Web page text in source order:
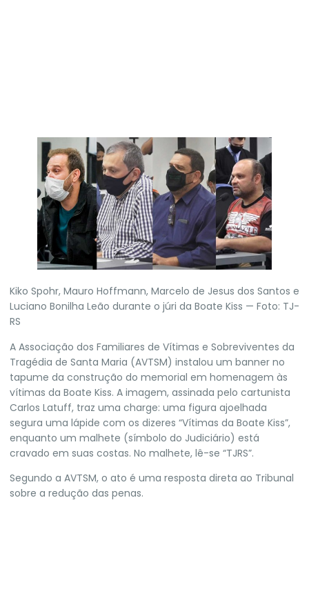
Kiko Spohr, Mauro Hoffmann, Marcelo de Jesus dos Santos e
Luciano Bonilha Leão durante o júri da Boate Kiss — Foto: TJ-
RS
A Associação dos Familiares de Vítimas e Sobreviventes da
Tragédia de Santa Maria (AVTSM) instalou um banner no
tapume da construção do memorial em homenagem às
vítimas da Boate Kiss. A imagem, assinada pelo cartunista
Carlos Latuff, traz uma charge: uma figura ajoelhada
segura uma lápide com os dizeres “Vítimas da Boate Kiss”,
enquanto um malhete (símbolo do Judiciário) está
cravado em suas costas. No malhete, lê-se “TJRS”.
Segundo a AVTSM, o ato é uma resposta direta ao Tribunal
sobre a redução das penas.